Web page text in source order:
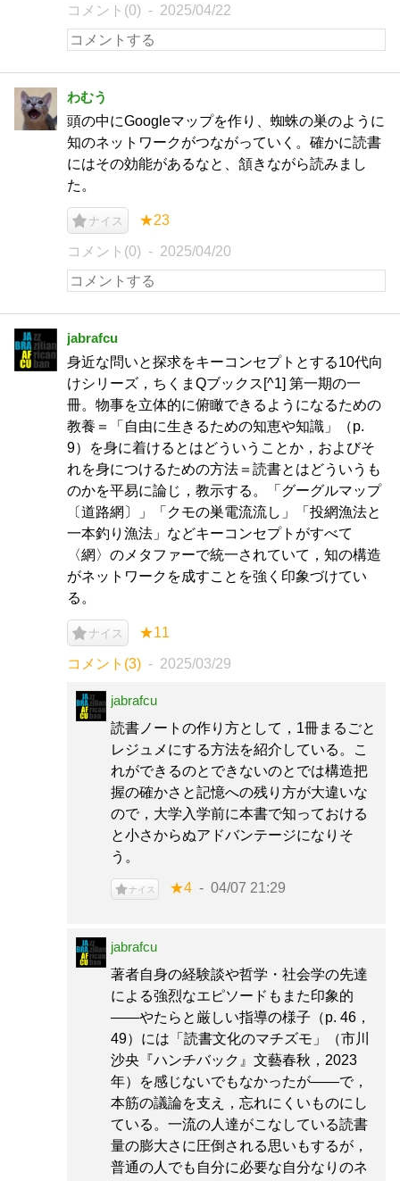
コメント(0) 2025/04/22
わむう
頭の中にGoogleマップを作り、蜘蛛の巣のように
知のネットワークがつながっていく。確かに読書
にはその効能があるなと、頷きながら読みまし
た。
ナイス ★23
コメント(0) 2025/04/20
jabrafcu
身近な問いと探求をキーコンセプトとする10代向
けシリーズ，ちくまQブックス[^1] 第一期の一
冊。物事を立体的に俯瞰できるようになるための
教養＝「自由に生きるための知恵や知識」（p.
9）を身に着けるとはどういうことか，およびそ
れを身につけるための方法＝読書とはどういうも
のかを平易に論じ，教示する。「グーグルマップ
〔道路網〕」「クモの巣電流流し」「投網漁法と
一本釣り漁法」などキーコンセプトがすべて
〈網〉のメタファーで統一されていて，知の構造
がネットワークを成すことを強く印象づけてい
る。
ナイス ★11
コメント(3) 2025/03/29
jabrafcu
読書ノートの作り方として，1冊まるごと
レジュメにする方法を紹介している。こ
れができるのとできないのとでは構造把
握の確かさと記憶への残り方が大違いな
ので，大学入学前に本書で知っておける
と小さからぬアドバンテージになりそ
う。
ナイス ★4 04/07 21:29
jabrafcu
著者自身の経験談や哲学・社会学の先達
による強烈なエピソードもまた印象的
――やたらと厳しい指導の様子（p. 46，
49）には「読書文化のマチズモ」（市川
沙央『ハンチバック』文藝春秋，2023
年）を感じないでもなかったが――で，
本筋の議論を支え，忘れにくいものにし
ている。一流の人達がこなしている読書
量の膨大さに圧倒される思いもするが，
普通の人でも自分に必要な自分なりのネ